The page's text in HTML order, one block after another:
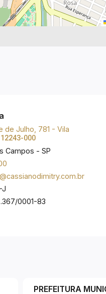
de Julho, 781 - Vila
12243-000
Campos - SP
J
0001-83
PREFEITURA